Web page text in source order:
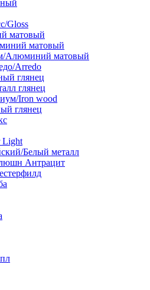
Gloss
матовый
матовый
Алюминий матовый
Arredo
глянец
глянец
Iron wood
глянец
Light
Белый металл
Антрацит